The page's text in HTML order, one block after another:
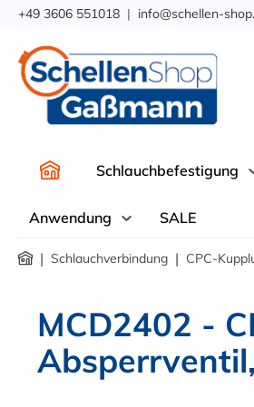
Zur Hauptnavigation
+49 3606 551018 | info@schellen-
Schlauchbefestigung
Anwendung SALE
| Schlauchverbindung | CPC-
MCD2402 -